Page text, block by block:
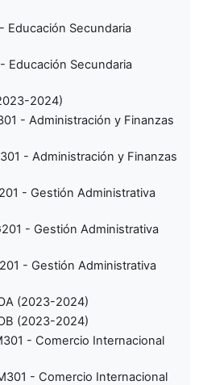
Educación Secundaria
Educación Secundaria
2024)
- Administración y Finanzas
- Administración y Finanzas
- Gestión Administrativa
- Gestión Administrativa
- Gestión Administrativa
(2023-2024)
(2023-2024)
- Comercio Internacional
- Comercio Internacional